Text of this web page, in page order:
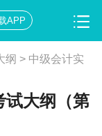
APP
纲 > 中级会计实
试大纲（第